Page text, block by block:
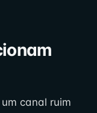
canal ruim